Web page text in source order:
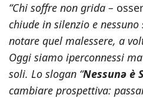
“Chi soffre non grida –
chiude in silenzio e
notare quel malessere, a
Oggi siamo iperconnessi
soli. Lo slogan “Nessunə è
cambiare prospettiva: